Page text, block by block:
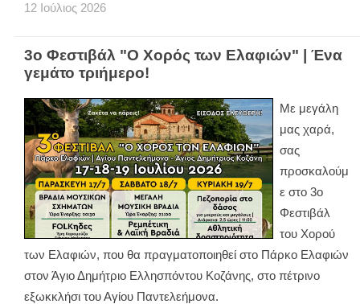
12 Ιούλιος 2026
3ο Φεστιβάλ "Ο Χορός των Ελαφιών" | Ένα
γεμάτο τριήμερο!
Με μεγάλη
μας χαρά,
σας
προσκαλούμ
ε στο 3ο
Φεστιβάλ
του Χορού
των Ελαφιών, που θα πραγματοποιηθεί στο Πάρκο Ελαφιών
στον Άγιο Δημήτριο Ελλησπόντου Κοζάνης, στο πέτρινο
εξωκκλήσι του Αγίου Παντελεήμονα.